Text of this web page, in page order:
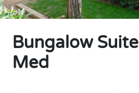
Bungalow Suite
Med